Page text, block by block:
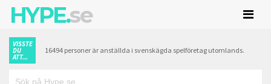
HYPE.se
VISSTE
DU
ATT...
16494 personer är anställda i svenskägda spelföretag utomlands.